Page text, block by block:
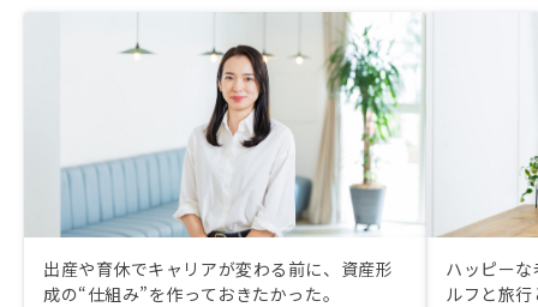
出産や育休でキャリアが変わる前に、資産形
成の“仕組み”を作っておきたかった。
ハッピー
ルフと旅